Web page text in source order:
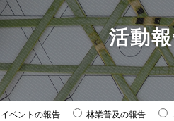
活動
イベントの報告 林業普及の報告